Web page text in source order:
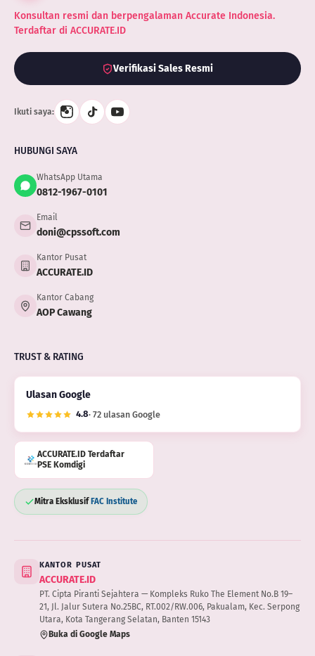
Konsultan resmi dan berpengalaman Accurate Indonesia.
Terdaftar di ACCURATE.ID
Verifikasi Sales Resmi
Ikuti saya:
HUBUNGI SAYA
WhatsApp Utama
0812-1967-0101
Email
doni@cpssoft.com
Kantor Pusat
ACCURATE.ID
Kantor Cabang
AOP Cawang
TRUST & RATING
Ulasan Google
4.8· 72 ulasan Google
ACCURATE.ID Terdaftar
PSE Komdigi
Mitra Eksklusif FAC Institute
KANTOR PUSAT
ACCURATE.ID
PT. Cipta Piranti Sejahtera — Kompleks Ruko The Element No.B 19–
21, Jl. Jalur Sutera No.25BC, RT.002/RW.006, Pakualam, Kec. Serpong
Utara, Kota Tangerang Selatan, Banten 15143
Buka di Google Maps